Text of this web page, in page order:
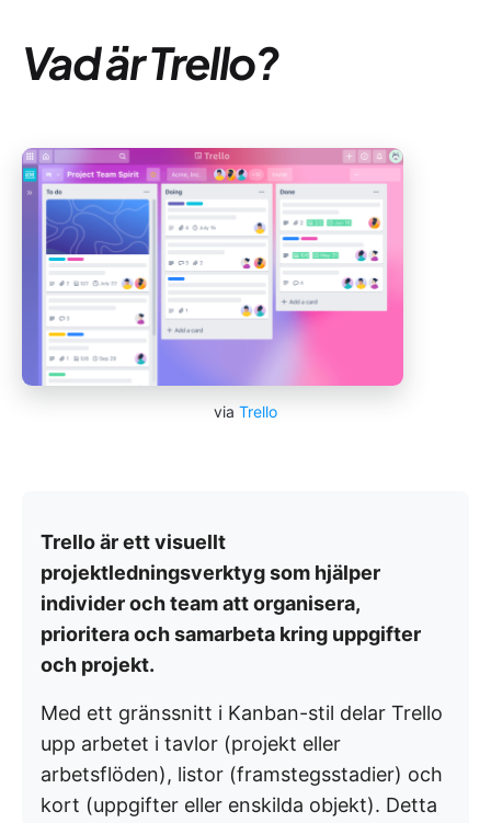
Vad är Trello?
via Trello
Trello är ett visuellt
projektledningsverktyg som hjälper
individer och team att organisera,
prioritera och samarbeta kring uppgifter
och projekt.
Med ett gränssnitt i Kanban-stil delar Trello
upp arbetet i tavlor (projekt eller
arbetsflöden), listor (framstegsstadier) och
kort (uppgifter eller enskilda objekt). Detta